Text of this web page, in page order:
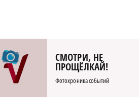
СМОТРИ, НЕ
ПРОЩЁЛКАЙ!
Фотохроника событий